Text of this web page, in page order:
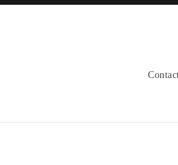
Calificación 1ª